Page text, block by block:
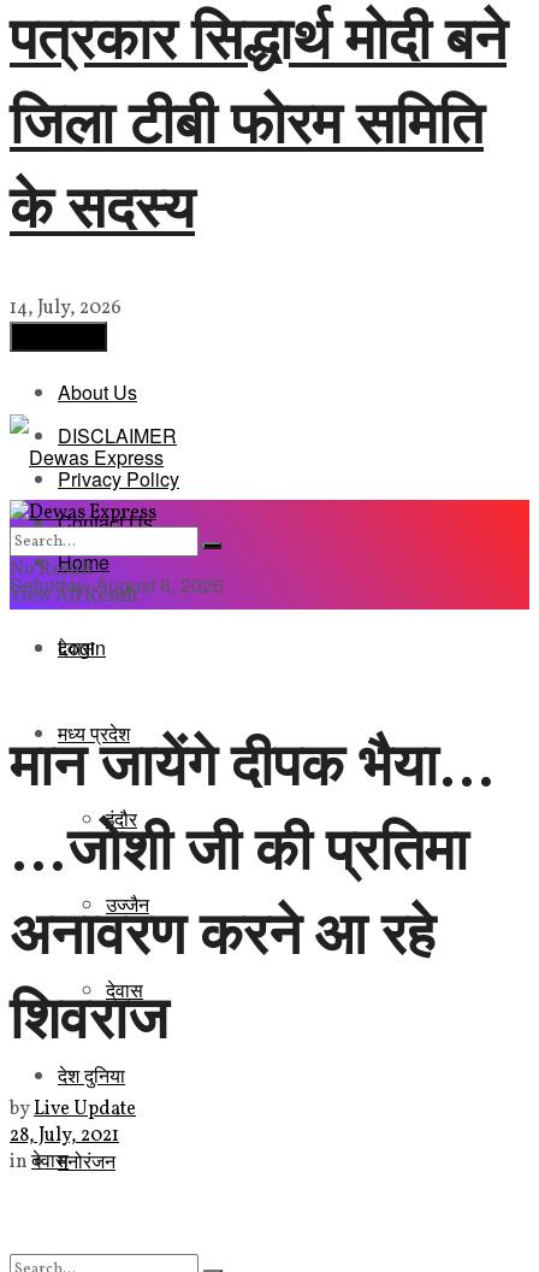
पत्रकार सिद्धार्थ मोदी बने
जिला टीबी फोरम समिति
के सदस्य
14, July, 2026
About Us
DISCLAIMER
Privacy Policy
Contact Us
Saturday, August 8, 2026
Login
Home
देवास
मध्य प्रदेश
इंदौर
उज्जैन
देवास
देश दुनिया
मनोरंजन
No Result
View All Result
मान जायेंगे दीपक भैया…
…जोशी जी की प्रतिमा
अनावरण करने आ रहे
शिवराज
byLive Update
28, July, 2021
inदेवास